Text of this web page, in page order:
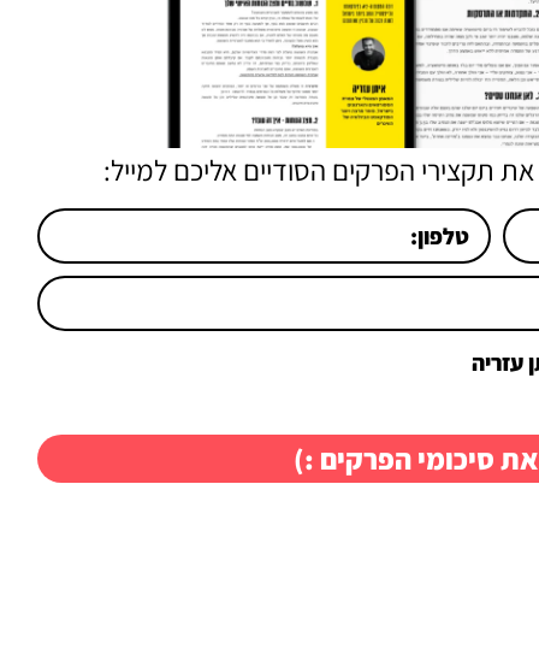
תקצירי הפרקים הסודיים אליכם למייל:
עזריה
סיכומי הפרקים :)